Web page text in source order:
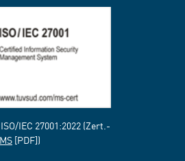
IEC 27001:2022 (Zert.-
[PDF])